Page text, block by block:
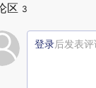
区 3
登录后发表